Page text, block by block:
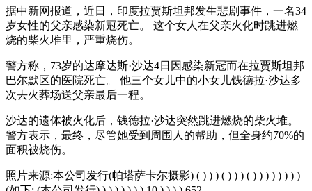
据中新网报道，近日，印度拉贾斯坦邦发生悲剧事件，一名34
岁女性的父亲感染新冠死亡。 这个女人在父亲火化时跳进燃
烧的柴火堆里，严重烧伤。
警方称，73岁的达摩达斯·沙达4日因感染新冠而在拉贾斯坦邦
巴尔默区的医院死亡。 他三个女儿中的小女儿钱德拉·沙达多
次去火葬场送父亲最后一程。
沙达的遗体被火化后，钱德拉·沙达突然跳进燃烧的柴火堆。
警方表示，最终，尽管她受到周围人的帮助，但全身约70%的
面积被烧伤。
照片来源:本公司发行(帕塔萨卡尔摄影) ( ) ) ) ( ) ) ) ( ) ) ) ) ) ) ) )